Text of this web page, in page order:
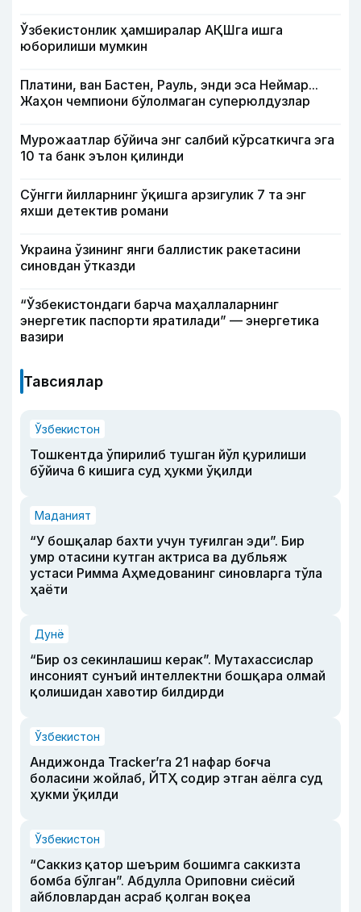
Ўзбекистонлик ҳамширалар АҚШга ишга
юборилиши мумкин
Платини, ван Бастен, Рауль, энди эса Неймар...
Жаҳон чемпиони бўлолмаган суперюлдузлар
Мурожаатлар бўйича энг салбий кўрсаткичга эга
10 та банк эълон қилинди
Сўнгги йилларнинг ўқишга арзигулик 7 та энг
яхши детектив романи
Украина ўзининг янги баллистик ракетасини
синовдан ўтказди
“Ўзбекистондаги барча маҳаллаларнинг
энергетик паспорти яратилади” — энергетика
вазири
Тавсиялар
Ўзбекистон
Тошкентда ўпирилиб тушган йўл қурилиши
бўйича 6 кишига суд ҳукми ўқилди
Маданият
“У бошқалар бахти учун туғилган эди”. Бир
умр отасини кутган актриса ва дубльяж
устаси Римма Аҳмедованинг синовларга тўла
ҳаёти
Дунё
“Бир оз секинлашиш керак”. Мутахассислар
инсоният сунъий интеллектни бошқара олмай
қолишидан хавотир билдирди
Ўзбекистон
Андижонда Tracker’га 21 нафар боғча
боласини жойлаб, ЙТҲ содир этган аёлга суд
ҳукми ўқилди
Ўзбекистон
“Саккиз қатор шеърим бошимга саккизта
бомба бўлган”. Абдулла Ориповни сиёсий
айбловлардан асраб қолган воқеа